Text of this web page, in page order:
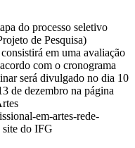
do processo seletivo
de Pesquisa)
em uma avaliação
com o cronograma
será divulgado no dia 10
de dezembro na página
em-artes-rede-
do IFG